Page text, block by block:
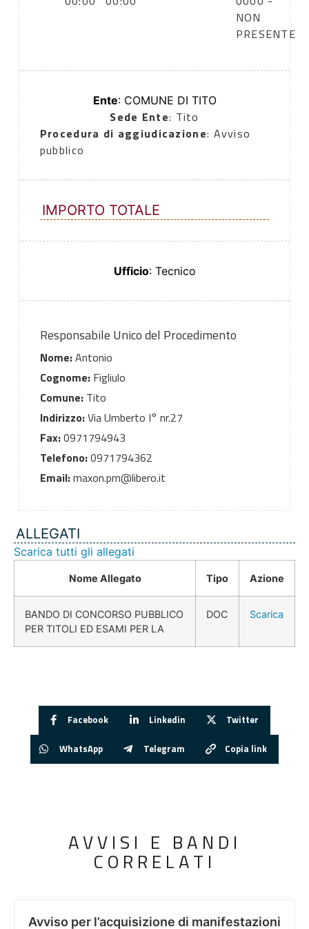
NON
PRESENTE
Ente: COMUNE DI TITO
Sede Ente: Tito
Procedura di aggiudicazione: Avviso
pubblico
IMPORTO TOTALE
Ufficio: Tecnico
Responsabile Unico del Procedimento
Nome:Antonio
Cognome:Figliulo
Comune:Tito
Indirizzo:Via Umberto I° nr.27
Fax:0971794943
Telefono:0971794362
Email:maxon.pm@libero.it
ALLEGATI
Scarica tutti gli allegati
Nome Allegato Tipo Azione
BANDO DI CONCORSO PUBBLICO
PER TITOLI ED ESAMI PER LA
DOC Scarica
Facebook Linkedin Twitter
WhatsApp Telegram Copia link
AVVISI E BANDI
CORRELATI
Avviso per l’acquisizione di manifestazioni